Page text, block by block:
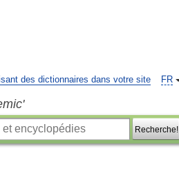
FR
des dictionnaires dans votre site
Recherche!